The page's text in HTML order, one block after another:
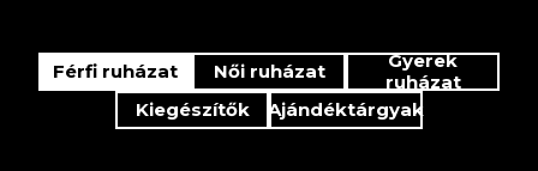
Férfi ruházat Női ruházat
Gyerek
ruházat
Kiegészítők
Ajándéktárgyak